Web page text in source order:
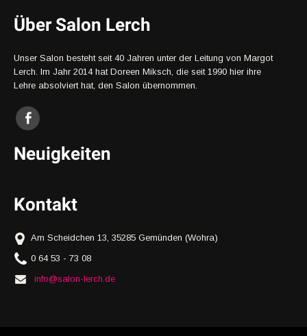
Über Salon Lerch
Unser Salon besteht seit 40 Jahren unter der Leitung von Margot
Lerch. Im Jahr 2014 hat Doreen Miksch, die seit 1990 hier ihre
Lehre absolviert hat, den Salon übernommen.
Neuigkeiten
Kontakt
Am Scheidchen 13, 35285 Gemünden (Wohra)
0 64 53 - 73 08
info@salon-lerch.de